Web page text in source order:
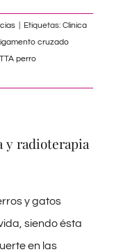
Etiquetas: Clinica
cruzado
TTA perro
y radioterapia
y gatos
siendo ésta
en las